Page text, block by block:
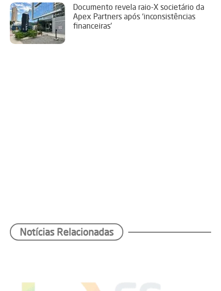
Documento revela raio-X societário da
Apex Partners após ‘inconsistências
financeiras’
Notícias Relacionadas